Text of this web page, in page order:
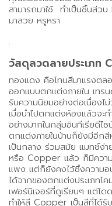
สามารถมาใช้ ทำเป็นชิ้นส่ว
มาสวย หรูหรา
.
วัสดุลวดลายประเภท
ทองแดง คือโทนสีมาแรงตล
ออกแบบตกแต่งภายใน เทร
รับความนิยมอย่างต่อเนื่องไ
เมื่อนำไปตกแต่งห้องแล้วจะ
อย่างมากในกลุ่มอินทีเรียดีไ
ตกแต่งภายในบ้านก็ยังมีอีก
เป็นกลาง ร่วมสมัย แมทช์ง่
หรือ Copper แล้ว ก็มีควา
แพง แต่ก็ยังคงไว้ซึ่งความอ
ได้จากของตกแต่งประเภทโ
เฟอร์นิเจอร์ที่ดูเรียบๆ แต่โด
ทำให้สี Copper เป็นสีที่ได้รั